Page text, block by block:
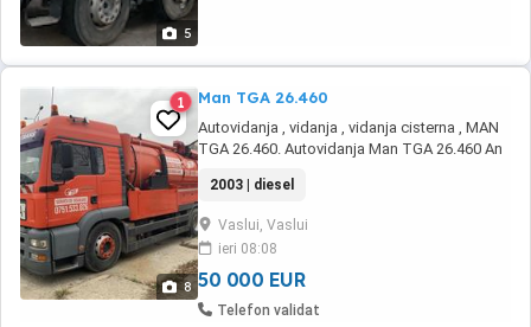
5
8
1 Man TGA 26.460
Autovidanja , vidanja , vidanja cisterna , MAN
TGA 26.460. Autovidanja Man TGA 26.460 An
vacuum Demag Witting Tip RFW 260 DVR
Putere maxima 1549mp/h Turația maxima
1498 U/min Presiune maxima la operare
permanenta 0,5 bar Furtun de presiune de ...
2003 | diesel
Vaslui, Vaslui
ieri 08:08
50 000 EUR
Telefon validat